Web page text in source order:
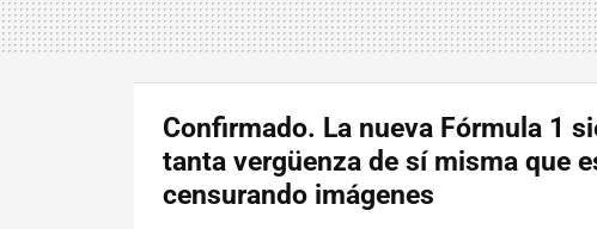
Confirmado. La nueva Fórmula 1
tanta vergüenza de sí misma que
censurando imágenes